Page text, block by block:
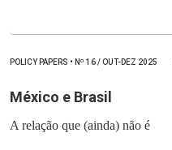
POLICY PAPERS • Nº 16 / OUT-DEZ 2025
México e Brasil
A relação que (ainda) não é